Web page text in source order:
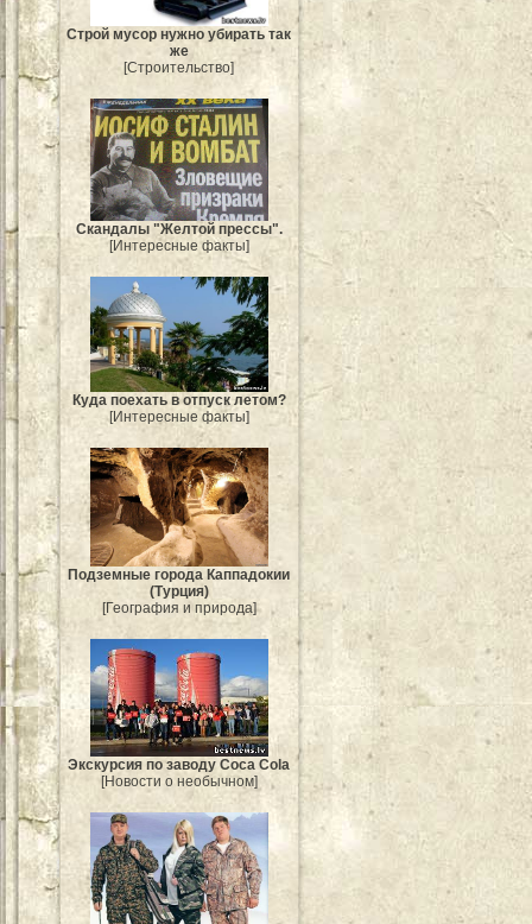
Строй мусор нужно убирать так
же
[Строительство]
Скандалы "Желтой прессы".
[Интересные факты]
Куда поехать в отпуск летом?
[Интересные факты]
Подземные города Каппадокии
(Турция)
[География и природа]
Экскурсия по заводу Coca Cola
[Новости о необычном]